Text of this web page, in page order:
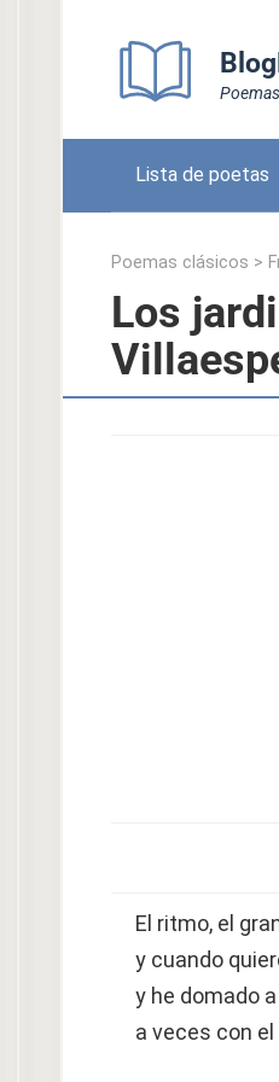
Lista de poetas
Poemas clásicos >
Los
El ritmo, el
y cuando
y he domado
a veces con